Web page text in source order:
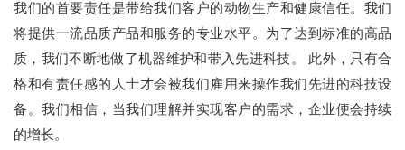
我们的首要责任是带给我们客户的动物生产和健康信任。我们
将提供一流品质产品和服务的专业水平。为了达到标准的高品
质，我们不断地做了机器维护和带入先进科技。 此外，只有合
格和有责任感的人士才会被我们雇用来操作我们先进的科技设
备。我们相信，当我们理解并实现客户的需求，企业便会持续
的增长。